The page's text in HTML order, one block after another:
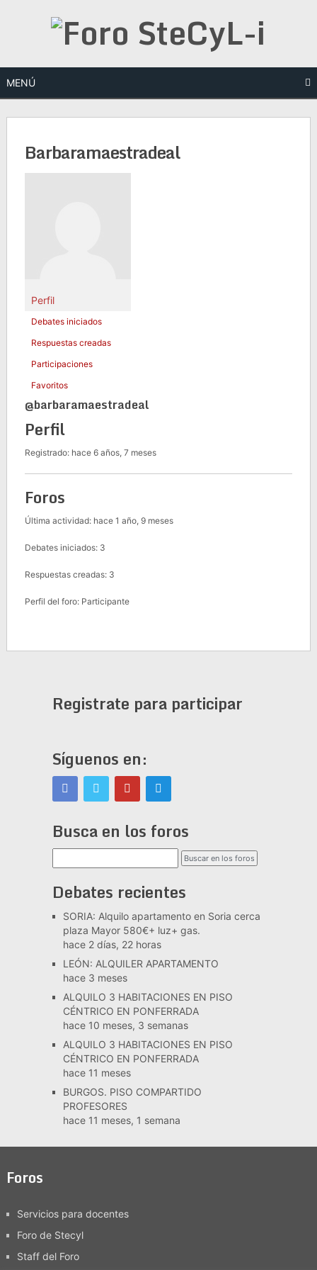
MENÚ
Barbaramaestradeal
Perfil
Debates iniciados
Respuestas creadas
Participaciones
Favoritos
@barbaramaestradeal
Perfil
Registrado: hace 6 años, 7 meses
Foros
Última actividad: hace 1 año, 9 meses
Debates iniciados: 3
Respuestas creadas: 3
Perfil del foro: Participante
Registrate para participar
Síguenos en:
Busca en los foros
Debates recientes
SORIA: Alquilo apartamento en Soria cerca
plaza Mayor 580€+ luz+ gas.
hace 2 días, 22 horas
LEÓN: ALQUILER APARTAMENTO
hace 3 meses
ALQUILO 3 HABITACIONES EN PISO
CÉNTRICO EN PONFERRADA
hace 10 meses, 3 semanas
ALQUILO 3 HABITACIONES EN PISO
CÉNTRICO EN PONFERRADA
hace 11 meses
BURGOS. PISO COMPARTIDO
PROFESORES
hace 11 meses, 1 semana
Foros
Servicios para docentes
Foro de Stecyl
Staff del Foro